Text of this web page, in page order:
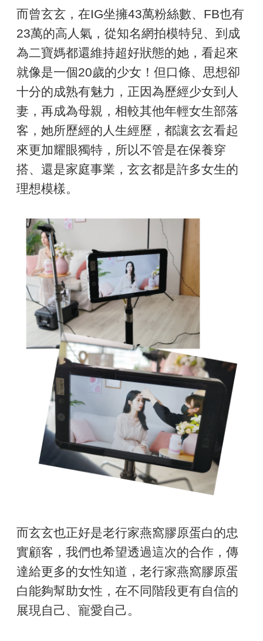
而曾玄玄，在IG坐擁43萬粉絲數、FB也有
23萬的高人氣，從知名網拍模特兒、到成
為二寶媽都還維持超好狀態的她，看起來
就像是一個20歲的少女！但口條、思想卻
十分的成熟有魅力，正因為歷經少女到人
妻，再成為母親，相較其他年輕女生部落
客，她所歷經的人生經歷，都讓玄玄看起
來更加耀眼獨特，所以不管是在保養穿
搭、還是家庭事業，玄玄都是許多女生的
理想模樣。
而玄玄也正好是老行家燕窩膠原蛋白的忠
實顧客，我們也希望透過這次的合作，傳
達給更多的女性知道，老行家燕窩膠原蛋
白能夠幫助女性，在不同階段更有自信的
展現自己、寵愛自己。